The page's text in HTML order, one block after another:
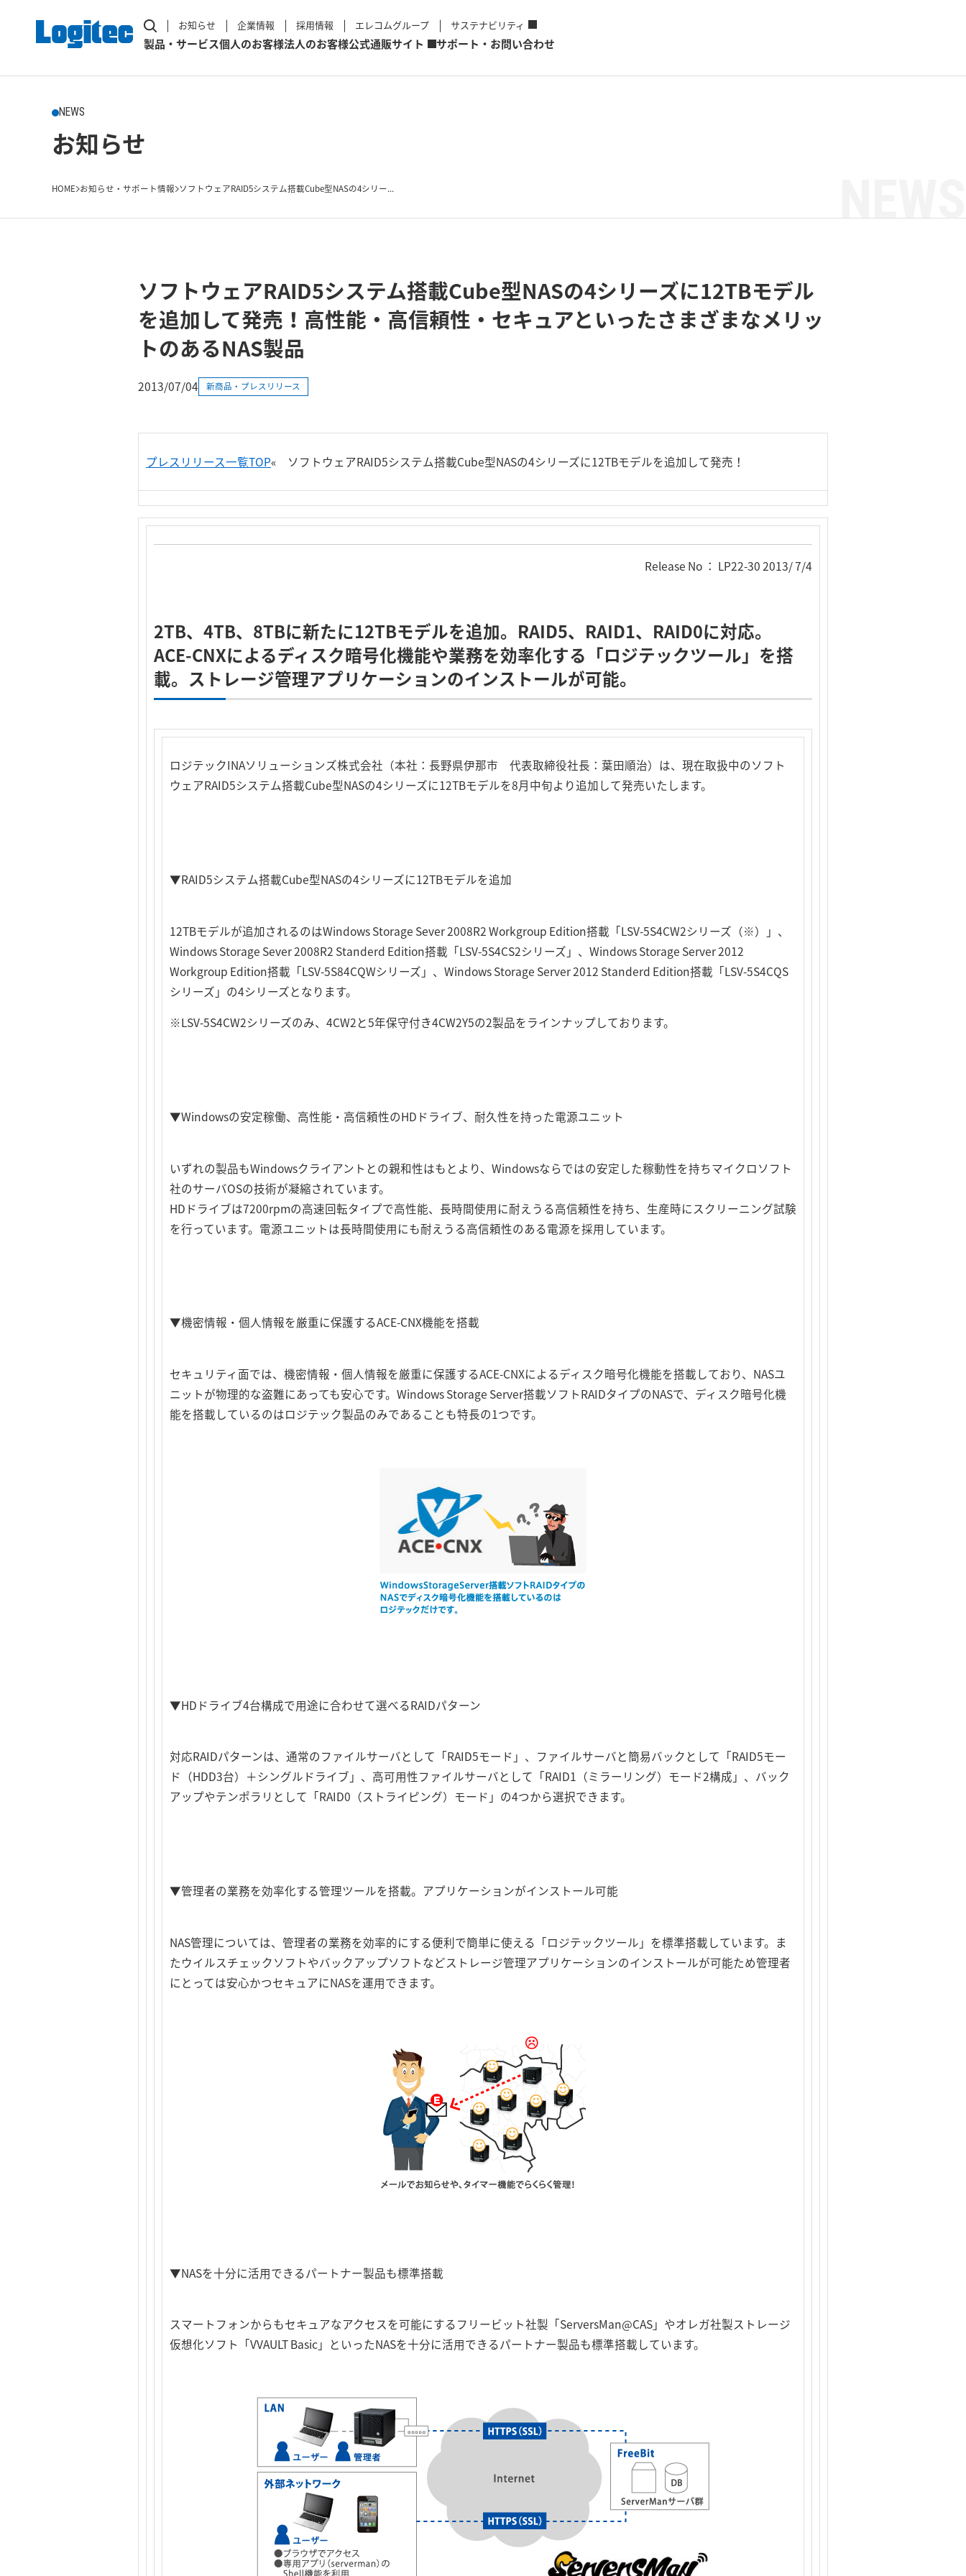
お知らせ 企業情報 採用情報 エレコムグループ サステナビリティ
製品・サービス個人のお客様法人のお客様公式通販サイト サポート・お問い合わせ
NEWS
お知らせ
HOME お知らせ・サポート情報 ソフトウェアRAID5システム搭載Cube型NASの4シリー...
ソフトウェアRAID5システム搭載Cube型NASの4シリーズに12TBモデル
を追加して発売！高性能・高信頼性・セキュアといったさまざまなメリッ
トのあるNAS製品
2013/07/04 新商品・プレスリリース
プレスリリース一覧TOP« ソフトウェアRAID5システム搭載Cube型NASの4シリーズに12TBモデルを追加して発売！
Release No ： LP22-30 2013/ 7/4
2TB、4TB、8TBに新たに12TBモデルを追加。RAID5、RAID1、RAID0に対応。
ACE-CNXによるディスク暗号化機能や業務を効率化する「ロジテックツール」を搭
載。ストレージ管理アプリケーションのインストールが可能。
ロジテックINAソリューションズ株式会社（本社：長野県伊那市 代表取締役社長：葉田順治）は、現在取扱中のソフト
ウェアRAID5システム搭載Cube型NASの4シリーズに12TBモデルを8月中旬より追加して発売いたします。
▼RAID5システム搭載Cube型NASの4シリーズに12TBモデルを追加
12TBモデルが追加されるのはWindows Storage Sever 2008R2 Workgroup Edition搭載「LSV-5S4CW2シリーズ（※）」、
Windows Storage Sever 2008R2 Standerd Edition搭載「LSV-5S4CS2シリーズ」、Windows Storage Server 2012
Workgroup Edition搭載「LSV-5S84CQWシリーズ」、Windows Storage Server 2012 Standerd Edition搭載「LSV-5S4CQS
シリーズ」の4シリーズとなります。
※LSV-5S4CW2シリーズのみ、4CW2と5年保守付き4CW2Y5の2製品をラインナップしております。
▼Windowsの安定稼働、高性能・高信頼性のHDドライブ、耐久性を持った電源ユニット
いずれの製品もWindowsクライアントとの親和性はもとより、Windowsならではの安定した稼動性を持ちマイクロソフト
社のサーバOSの技術が凝縮されています。
HDドライブは7200rpmの高速回転タイプで高性能、長時間使用に耐えうる高信頼性を持ち、生産時にスクリーニング試験
を行っています。電源ユニットは長時間使用にも耐えうる高信頼性のある電源を採用しています。
▼機密情報・個人情報を厳重に保護するACE-CNX機能を搭載
セキュリティ面では、機密情報・個人情報を厳重に保護するACE-CNXによるディスク暗号化機能を搭載しており、NASユ
ニットが物理的な盗難にあっても安心です。Windows Storage Server搭載ソフトRAIDタイプのNASで、ディスク暗号化機
能を搭載しているのはロジテック製品のみであることも特長の1つです。
▼HDドライブ4台構成で用途に合わせて選べるRAIDパターン
対応RAIDパターンは、通常のファイルサーバとして「RAID5モード」、ファイルサーバと簡易バックとして「RAID5モー
ド（HDD3台）＋シングルドライブ」、高可用性ファイルサーバとして「RAID1（ミラーリング）モード2構成」、バック
アップやテンポラリとして「RAID0（ストライピング）モード」の4つから選択できます。
▼管理者の業務を効率化する管理ツールを搭載。アプリケーションがインストール可能
NAS管理については、管理者の業務を効率的にする便利で簡単に使える「ロジテックツール」を標準搭載しています。ま
たウイルスチェックソフトやバックアップソフトなどストレージ管理アプリケーションのインストールが可能ため管理者
にとっては安心かつセキュアにNASを運用できます。
▼NASを十分に活用できるパートナー製品も標準搭載
スマートフォンからもセキュアなアクセスを可能にするフリービット社製「ServersMan@CAS」やオレガ社製ストレージ
仮想化ソフト「VVAULT Basic」といったNASを十分に活用できるパートナー製品も標準搭載しています。